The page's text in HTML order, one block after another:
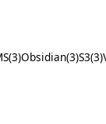
Obsidian(3)S3(3)